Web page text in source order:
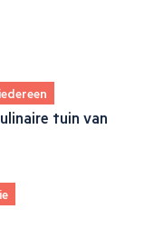
tuin van